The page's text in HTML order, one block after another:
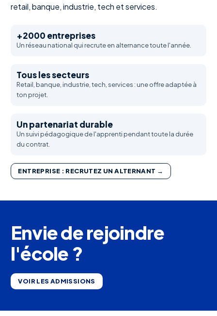
retail, banque, industrie, tech et services.
+2000 entreprises
Un réseau national qui recrute en alternance toute l'année.
Tous les secteurs
Retail, banque, industrie, tech, services : une offre adaptée à
ton projet.
Un partenariat durable
Un suivi pédagogique de l'apprenti pendant toute la durée
du contrat.
ENTREPRISE : RECRUTEZ UN ALTERNANT →
Envie de rejoindre
l'école ?
VOIR LES ADMISSIONS